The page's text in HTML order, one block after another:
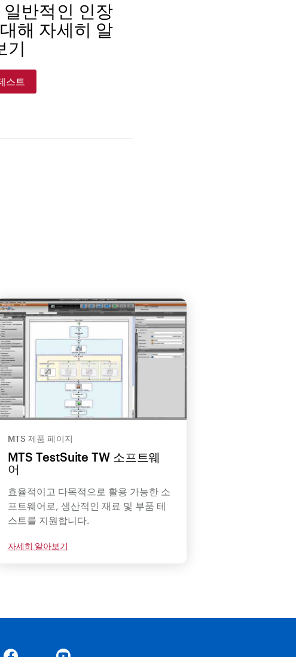
반적인 인장
해 자세히 알
기
스트
MTS 제품 페이지
MTS TestSuite TW 소프트웨
어
효율적이고 다목적으로 활용 가능한 소
프트웨어로, 생산적인 재료 및 부품 테
스트를 지원합니다.
자세히 알아보기